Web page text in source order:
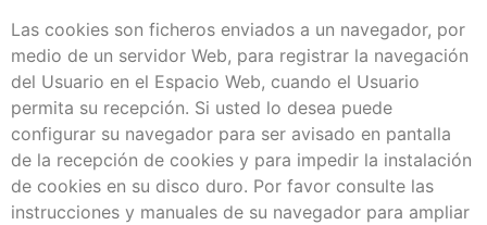
Las cookies son ficheros enviados a un navegador, por
medio de un servidor Web, para registrar la navegación
del Usuario en el Espacio Web, cuando el Usuario
permita su recepción. Si usted lo desea puede
configurar su navegador para ser avisado en pantalla
de la recepción de cookies y para impedir la instalación
de cookies en su disco duro. Por favor consulte las
instrucciones y manuales de su navegador para ampliar